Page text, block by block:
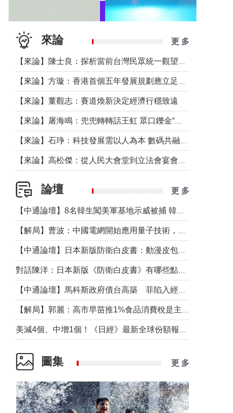
來論 更 多
【來論】董觀志：賽道煥新決定經濟行穩致遠
論壇 更 多
圖集 更 多